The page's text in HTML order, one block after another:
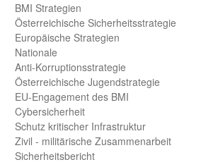
BMI Strategien
Öster­reichische Sicherheits­strategie
Europäische Strategien
Nationale
Anti-Korruptions­strategie
Öster­reichische Jugend­strategie
EU-Engagement des BMI
Cybersicherheit
Schutz kritischer Infra­struktur
Zivil - militärische Zusammen­arbeit
Sicherheits­bericht